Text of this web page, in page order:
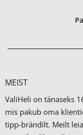
MEIST
ValiHeli on tänaseks
mis pakub oma
tipp-brändilt. Meilt